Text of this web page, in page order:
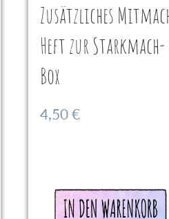
Zusätzliches
Heft zur Starkmach-
Box
4,50€
In den